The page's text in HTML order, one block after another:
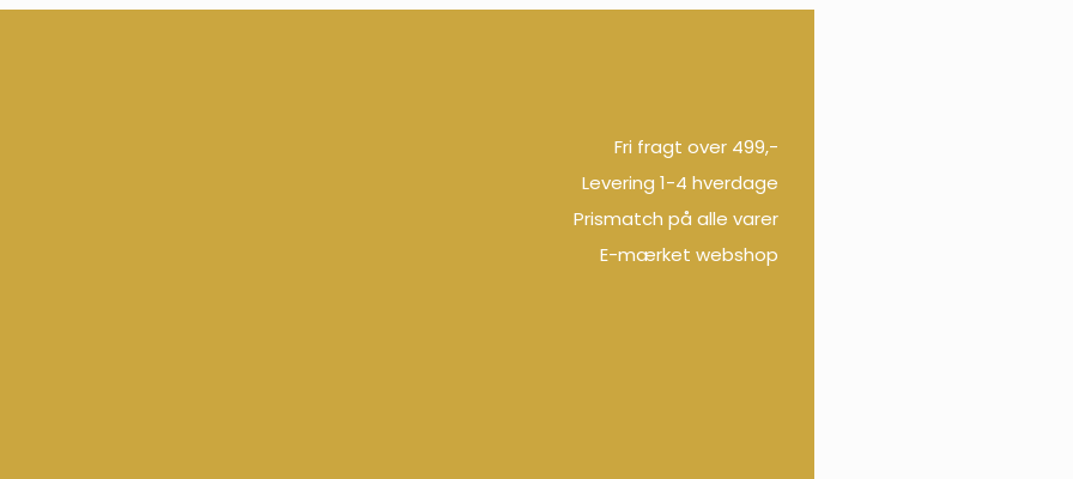
Fri fragt over 499,-
Levering 1-4 hverdage
Prismatch på alle varer
E-mærket webshop